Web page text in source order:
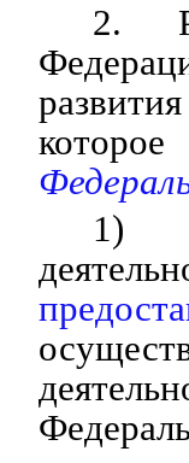
2.
1)